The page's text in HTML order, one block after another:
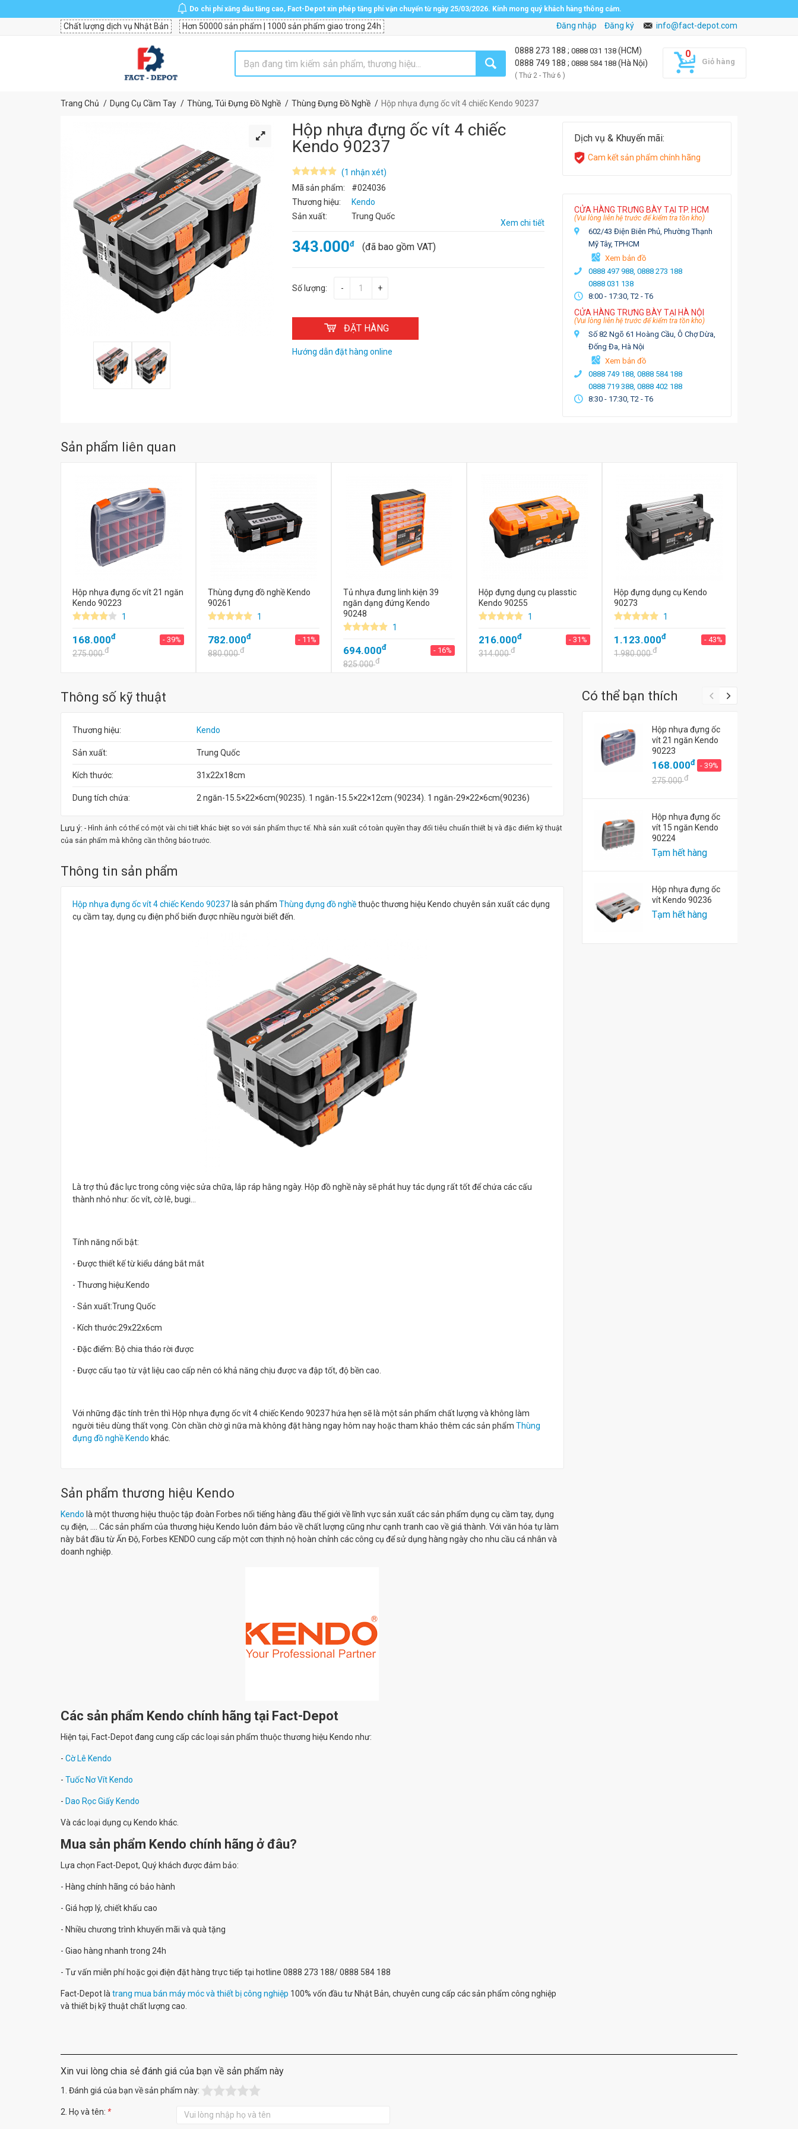
Do chi phí xăng dầu tăng cao, Fact-Depot xin phép tăng phí vận chuyển từ ngày 25/03/2026. Kính mong quý khách hàng thông cảm.
Chất lượng dịch vụ Nhật Bản Hơn 50000 sản phẩm | 1000 sản phẩm giao trong 24h Đăng nhập Đăng ký info@fact-depot.com
Giỏ hàng
0888 273 188 ; 0888 031 138 (HCM)
0888 749 188 ; 0888 584 188 (Hà Nội)
( Thứ 2 - Thứ 6 )
Trang Chủ Dụng Cụ Cầm Tay Thùng, Túi Đựng Đồ Nghề Thùng Đựng Đồ Nghề Hộp nhựa đựng ốc vít 4 chiếc Kendo 90237
Hộp nhựa đựng ốc vít 4 chiếc
Kendo 90237
(1 nhận xét)
Mã sản phẩm:
#024036
Thương hiệu:
Kendo
Sản xuất:
Trung Quốc
Xem chi tiết
343.000đ (đã bao gồm VAT)
Số lượng: - +
ĐẶT HÀNG
Hướng dẫn đặt hàng online
Dịch vụ & Khuyến mãi:
Cam kết sản phẩm chính hãng
CỬA HÀNG TRƯNG BÀY TẠI TP. HCM
(Vui lòng liên hệ trước để kiểm tra tồn kho)
602/43 Điện Biên Phủ, Phường Thạnh
Mỹ Tây, TPHCM
Xem bản đồ
0888 497 988, 0888 273 188
0888 031 138
8:00 - 17:30, T2 - T6
CỬA HÀNG TRƯNG BÀY TẠI HÀ NỘI
(Vui lòng liên hệ trước để kiểm tra tồn kho)
Số 82 Ngõ 61 Hoàng Cầu, Ô Chợ Dừa,
Đống Đa, Hà Nội
Xem bản đồ
0888 749 188, 0888 584 188
0888 719 388, 0888 402 188
8:30 - 17:30, T2 - T6
Sản phẩm liên quan
Hộp nhựa đựng ốc vít 21 ngăn
Kendo 90223
1
168.000đ - 39%
275.000đ
Thùng đựng đồ nghề Kendo
90261
1
782.000đ - 11%
880.000đ
Tủ nhựa đưng linh kiện 39
ngăn dạng đứng Kendo
90248
1
694.000đ - 16%
825.000đ
Hộp đựng dụng cụ plasstic
Kendo 90255
1
216.000đ - 31%
314.000đ
Hộp đựng dụng cụ Kendo
90273
1
1.123.000đ - 43%
1.980.000đ
Thông số kỹ thuật
Thương hiệu: Kendo
Sản xuất: Trung Quốc
Kích thước: 31x22x18cm
Dung tích chứa: 2 ngăn-15.5×22×6cm(90235). 1 ngăn-15.5×22×12cm (90234). 1 ngăn-29×22×6cm(90236)
Lưu ý: - Hình ảnh có thể có một vài chi tiết khác biệt so với sản phẩm thực tế. Nhà sản xuất có toàn quyền thay đổi tiêu chuẩn thiết bị và đặc điểm kỹ thuật
của sản phẩm mà không cần thông báo trước.
Thông tin sản phẩm
Hộp nhựa đựng ốc vít 4 chiếc Kendo 90237 là sản phẩm Thùng đựng đồ nghềthuộc thương hiệu Kendo chuyên sản xuất các dụng
cụ cầm tay, dụng cụ điện phổ biến được nhiều người biết đến.
Là trợ thủ đắc lực trong công việc sửa chữa, lắp ráp hằng ngày. Hộp đồ nghề này sẽ phát huy tác dụng rất tốt để chứa các cấu
thành nhỏ như: ốc vít, cờ lê, bugi…
Tính năng nổi bật:
- Được thiết kế từ kiểu dáng bắt mắt
- Thương hiệu:Kendo
- Sản xuất:Trung Quốc
- Kích thước:29x22x6cm
- Đặc điểm: Bộ chia tháo rời được
- Được cấu tạo từ vật liệu cao cấp nên có khả năng chịu được va đập tốt, độ bền cao.
Với những đặc tính trên thì Hộp nhựa đựng ốc vít 4 chiếc Kendo 90237 hứa hẹn sẽ là một sản phẩm chất lượng và không làm
người tiêu dùng thất vọng. Còn chần chờ gì nữa mà không đặt hàng ngay hôm nay hoặc tham khảo thêm các sản phẩm Thùng
đựng đồ nghề Kendo khác.
Sản phẩm thương hiệu Kendo
Kendo là một thương hiệu thuộc tập đoàn Forbes nổi tiếng hàng đầu thế giới về lĩnh vực sản xuất các sản phẩm dụng cụ cầm tay, dụng
cụ điện, .... Các sản phẩm của thương hiệu Kendo luôn đảm bảo về chất lượng cũng như cạnh tranh cao về giá thành. Với văn hóa tự làm
này bắt đầu từ Ấn Độ, Forbes KENDO cung cấp một cơn thịnh nộ hoàn chỉnh các công cụ để sử dụng hàng ngày cho nhu cầu cá nhân và
doanh nghiệp.
Các sản phẩm Kendo chính hãng tại Fact-Depot
Hiện tại, Fact-Depot đang cung cấp các loại sản phẩm thuộc thương hiệu Kendo như:
- Cờ Lê Kendo
- Tuốc Nơ Vít Kendo
- Dao Rọc Giấy Kendo
Và các loại dụng cụ Kendo khác.
Mua sản phẩm Kendo chính hãng ở đâu?
Lựa chọn Fact-Depot, Quý khách được đảm bảo:
- Hàng chính hãng có bảo hành
- Giá hợp lý, chiết khấu cao
- Nhiều chương trình khuyến mãi và quà tặng
- Giao hàng nhanh trong 24h
- Tư vấn miễn phí hoặc gọi điện đặt hàng trực tiếp tại hotline 0888 273 188/ 0888 584 188
Fact-Depot là trang mua bán máy móc và thiết bị công nghiệp 100% vốn đầu tư Nhật Bản, chuyên cung cấp các sản phẩm công nghiệp
và thiết bị kỹ thuật chất lượng cao.
Có thể bạn thích
Hộp nhựa đựng ốc
vít 21 ngăn Kendo
90223
168.000đ - 39%
275.000đ
Hộp nhựa đựng ốc
vít 15 ngăn Kendo
90224
Tạm hết hàng
Hộp nhựa đựng ốc
vít Kendo 90236
Tạm hết hàng
Xin vui lòng chia sẻ đánh giá của bạn về sản phẩm này
1. Đánh giá của bạn về sản phẩm này:
2. Họ và tên: *